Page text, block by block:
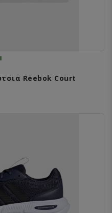
Reebok Court